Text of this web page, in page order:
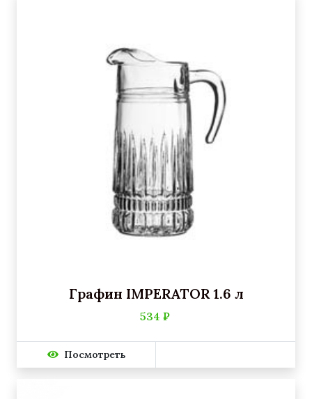
Графин IMPERATOR 1.6 л
534 ₽
Посмотреть